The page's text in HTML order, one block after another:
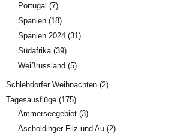
Portugal (7)
Spanien (18)
Spanien 2024 (31)
Südafrika (39)
Weißrussland (5)
Schlehdorfer Weihnachten (2)
Tagesausflüge (175)
Ammerseegebiet (3)
Ascholdinger Filz und Au (2)